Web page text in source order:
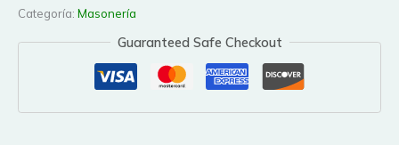
secreta
XIV
Categoría: Masonería
Guaranteed Safe Checkout